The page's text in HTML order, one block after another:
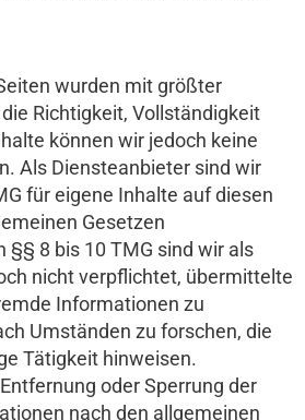
wurden mit größter
Richtigkeit, Vollständigkeit
können wir jedoch keine
Als Diensteanbieter sind wir
für eigene Inhalte auf diesen
Gesetzen
8 bis 10 TMG sind wir als
nicht verpflichtet, übermittelte
Informationen zu
Umständen zu forschen, die
Tätigkeit hinweisen.
oder Sperrung der
nach den allgemeinen